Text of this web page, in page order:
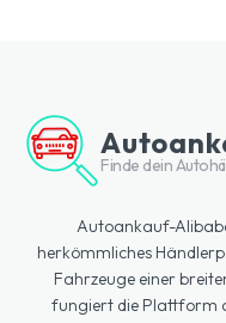
Finde dein
Autoankauf-
herkömmliches
Fahrzeuge einer
fungiert die Plattform